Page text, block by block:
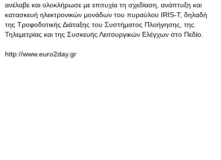
ανέλαβε και ολοκλήρωσε με επιτυχία τη σχεδίαση, ανάπτυξη και
κατασκευή ηλεκτρονικών μονάδων του πυραύλου IRIS-T, δηλαδή
της Τροφοδοτικής Διάταξης του Συστήματος Πλοήγησης, της
Τηλεμετρίας και της Συσκευής Λειτουργικών Ελέγχων στο Πεδίο.
http://www.euro2day.gr